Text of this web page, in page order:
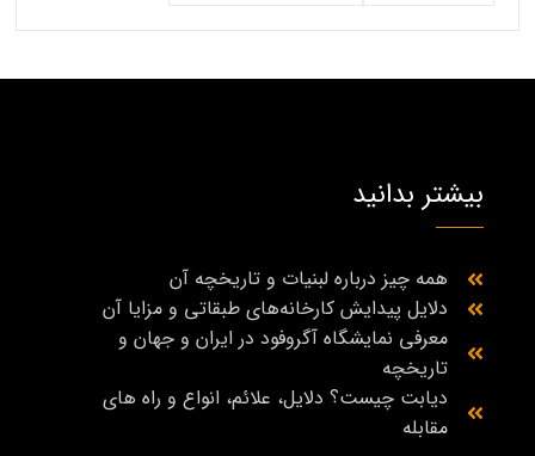
بیشتر بدانید
همه چیز درباره لبنیات و تاریخچه آن
دلایل پیدایش کارخانه‌های طبقاتی و مزایا آن
معرفی نمایشگاه آگروفود در ایران و جهان و
تاریخچه
دیابت چیست؟ دلایل، علائم، انواع و راه‌ های
مقابله